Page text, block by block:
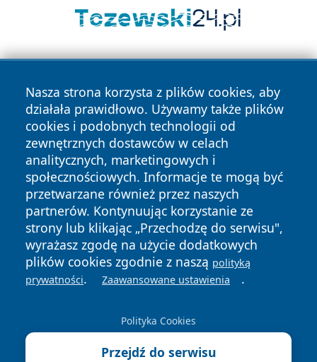
Nasza strona korzysta z plików cookies, aby
działała prawidłowo. Używamy także plików
cookies i podobnych technologii od
zewnętrznych dostawców w celach
analitycznych, marketingowych i
społecznościowych. Informacje te mogą być
przetwarzane również przez naszych
partnerów. Kontynuując korzystanie ze
strony lub klikając „Przechodzę do serwisu",
wyrażasz zgodę na użycie dodatkowych
plików cookies zgodnie z naszą polityką
prywatności. Zaawansowane ustawienia .
Polityka Cookies
Przejdź do serwisu
Copyright © 2026 wrotazabrza.pl Wszystkie prawa
zastrzeżone.
News Autorzy
Polityka
Prywatności
Polityka
Cookies